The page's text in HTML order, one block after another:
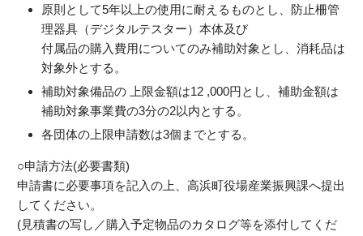
原則として5年以上の使用に耐えるものとし、防止柵管
理器具（デジタルテスター）本体及び
付属品の購入費用についてのみ補助対象とし、消耗品は
対象外とする。
補助対象備品の 上限金額は12 ,000円とし、補助金額は
補助対象事業費の3分の2以内とする。
各団体の上限申請数は3個までとする 。
○申請方法(必要書類)
申請書に必要事項を記入の上、高浜町役場産業振興課へ提出
してください。
(見積書の写し／購入予定物品のカタログ等を添付してくだ